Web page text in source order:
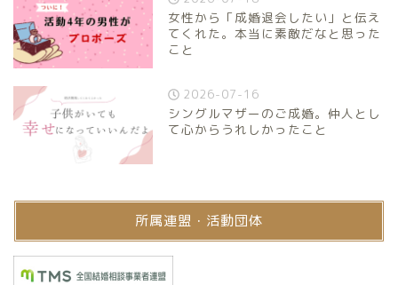
女性から「成婚退会したい」と伝え
てくれた。本当に素敵だなと思った
こと
2026-07-16
シングルマザーのご成婚。仲人とし
て心からうれしかったこと
所属連盟・活動団体